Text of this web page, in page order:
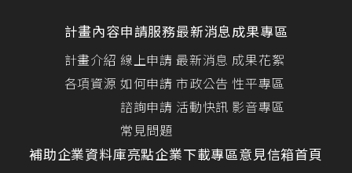
計畫內容
計畫介紹
各項資源
申請服務
線上申請
如何申請
諮詢申請
常見問題
最新消息
最新消息
市政公告
活動快訊
成果專區
成果花絮
性平專區
影音專區
補助企業資料庫亮點企業下載專區意見信箱首頁